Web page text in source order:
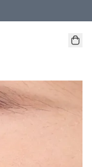
♫
買6件或以上8 折
買6件或以上85 折；買8件
上減HKD 32.00；買6
買8件或以上85 折；買12
貨方式 )